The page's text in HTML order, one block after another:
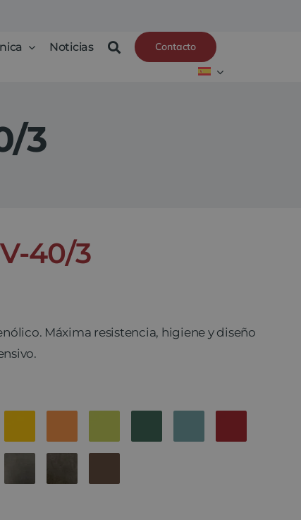
Noticias Contacto
3
40/3
Máxima resistencia, higiene y diseño